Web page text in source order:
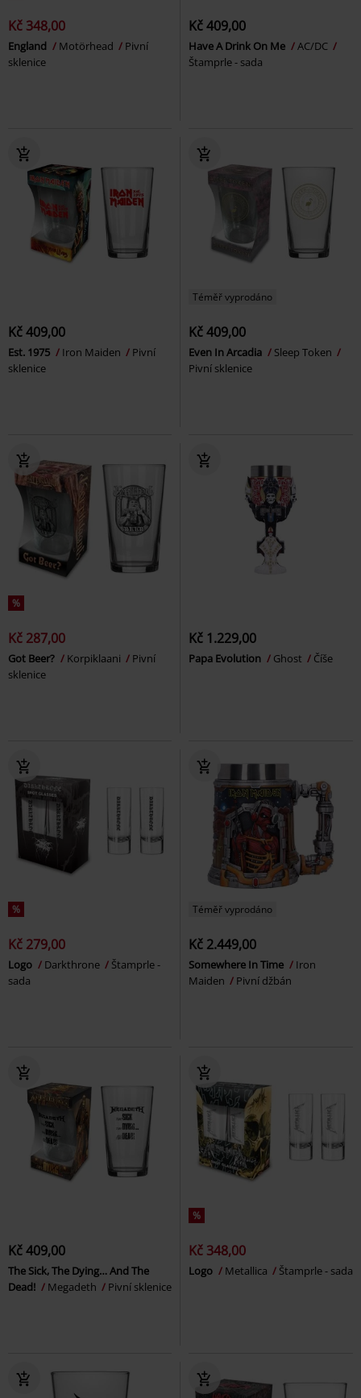
Kč 348,00
England Motörhead
Pivní
sklenice
Kč 409,00
Have A Drink On Me
AC/DC
Štamprle - sada
Kč 409,00
Est. 1975 Iron Maiden
Pivní
sklenice
Téměř vyprodáno
Kč 409,00
Even In Arcadia
Sleep Token
Pivní sklenice
%
Kč 287,00
Got Beer? Korpiklaani
Pivní
sklenice
Kč 1.229,00
Papa Evolution Ghost Číše
%
Kč 279,00
Logo Darkthrone
Štamprle -
sada
Téměř vyprodáno
Kč 2.449,00
Somewhere In Time
Iron
Maiden
Pivní džbán
Kč 409,00
The Sick, The Dying… And The
Dead!
Megadeth Pivní sklenice
%
Kč 348,00
Logo Metallica Štamprle - sada